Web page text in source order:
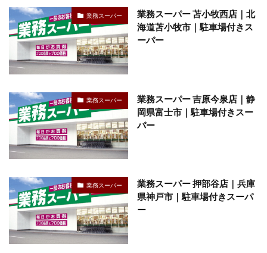
業務スーパー
業務スーパー 苫小牧西店｜北
海道苫小牧市｜駐車場付きス
ーパー
業務スーパー
業務スーパー 吉原今泉店｜静
岡県富士市｜駐車場付きスー
パー
業務スーパー
業務スーパー 押部谷店｜兵庫
県神戸市｜駐車場付きスーパ
ー